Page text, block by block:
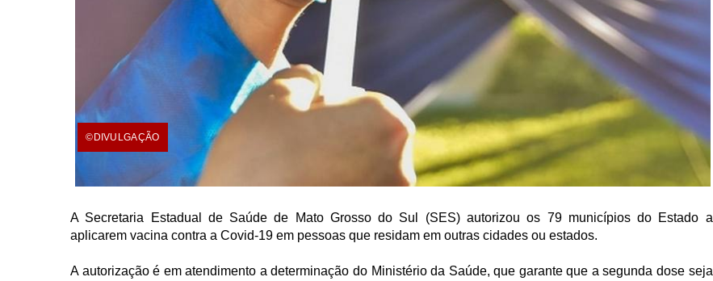
©DIVULGAÇÃO
A Secretaria Estadual de Saúde de Mato Grosso do Sul (SES) autorizou os 79 municípios do Estado a
aplicarem vacina contra a Covid-19 em pessoas que residam em outras cidades ou estados.
A autorização é em atendimento a determinação do Ministério da Saúde, que garante que a segunda dose seja